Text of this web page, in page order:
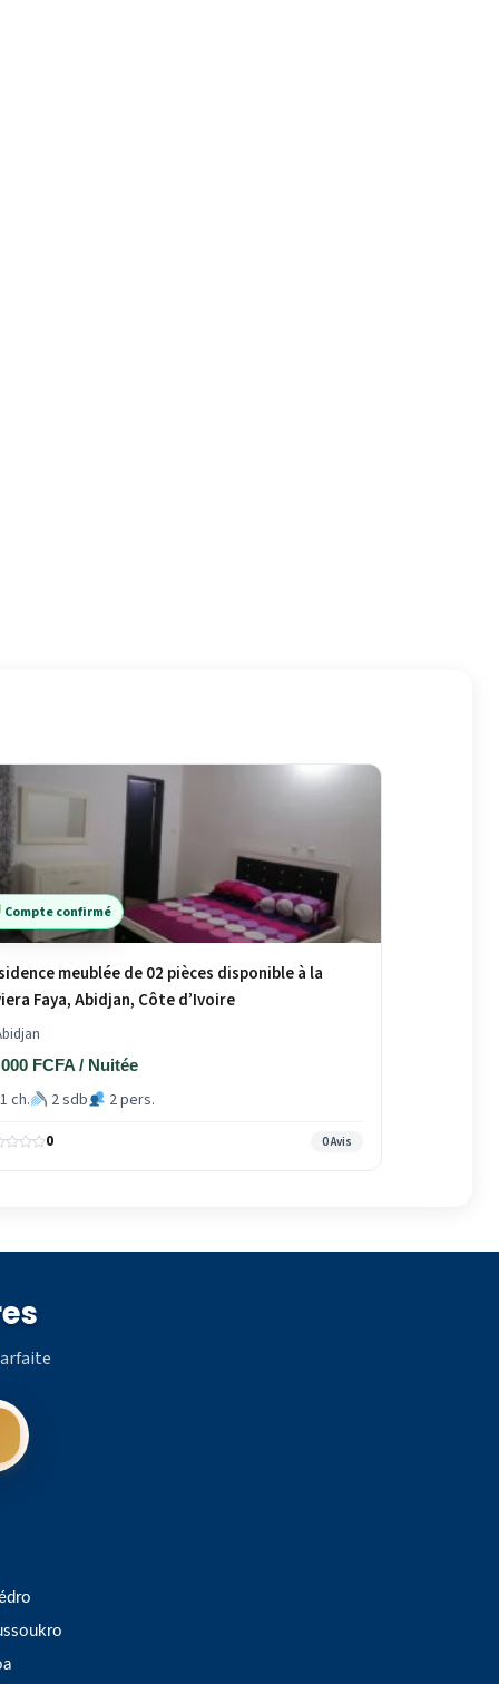
Compte confirmé
meublée de 02 pièces disponible à la
Faya, Abidjan, Côte d’Ivoire
FCFA / Nuitée
ch. 2 sdb 2 pers.
0 0 Avis